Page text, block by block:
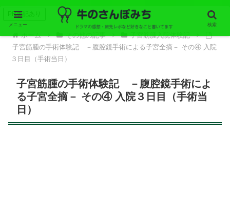
PR表記あり
ホーム その他の記事
子宮筋腫入院体験記
子宮筋腫の手術体験記 －腹腔鏡手術による子宮全摘－ その④ 入院
３日目（手術当日）
子宮筋腫の手術体験記 －腹腔鏡手術によ
る子宮全摘－ その④ 入院３日目（手術当
日）
メニュー 検索